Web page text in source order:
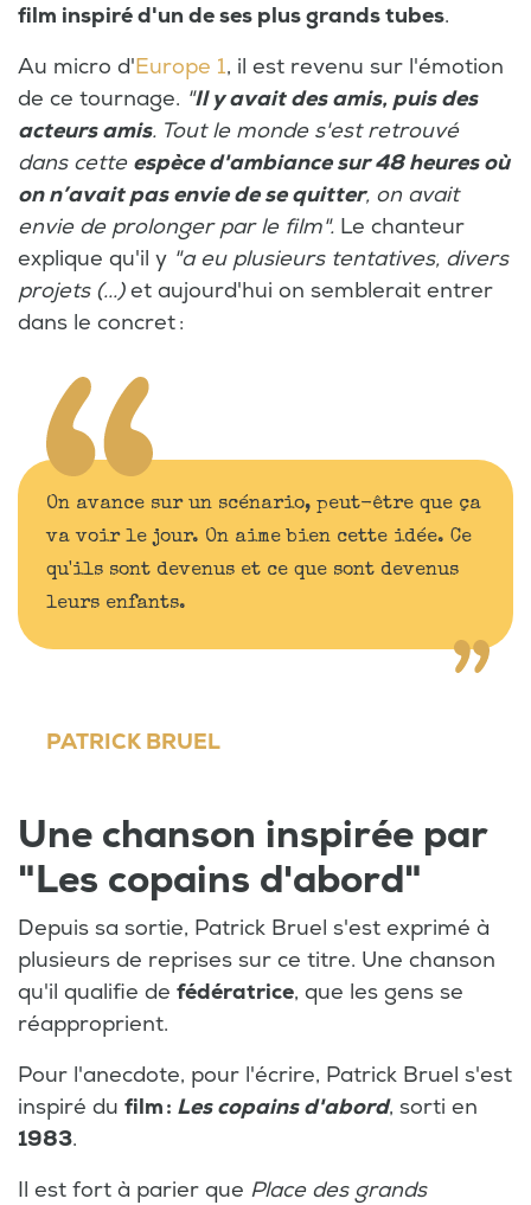
film inspiré d'un de ses plus grands tubes.
Au micro d'Europe 1, il est revenu sur l'émotion
de ce tournage. "Il y avait des amis, puis des
acteurs amis. Tout le monde s'est retrouvé
dans cette espèce d'ambiance sur 48 heures où
on n’avait pas envie de se quitter, on avait
envie de prolonger par le film". Le chanteur
explique qu'il y "a eu plusieurs tentatives, divers
projets (...)et aujourd'hui on semblerait entrer
dans le concret :
On avance sur un scénario, peut-être que ça
va voir le jour. On aime bien cette idée. Ce
qu'ils sont devenus et ce que sont devenus
leurs enfants.
PATRICK BRUEL
Une chanson inspirée par
"Les copains d'abord"
Depuis sa sortie, Patrick Bruel s'est exprimé à
plusieurs de reprises sur ce titre. Une chanson
qu'il qualifie de fédératrice, que les gens se
réapproprient.
Pour l'anecdote, pour l'écrire, Patrick Bruel s'est
inspiré du film : Les copains d'abord, sorti en
1983.
Il est fort à parier que Place des grands